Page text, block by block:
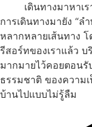
เดินทางมาหาเร
การเดินทางมายัง “ล
หลากหลายเส้นทาง
รีสอร์ทของเราแล้ว บ
มากมายไว้คอยตอน
ธรรมชาติ ของความ
บ้านไปแบบไม่รู้ลืม